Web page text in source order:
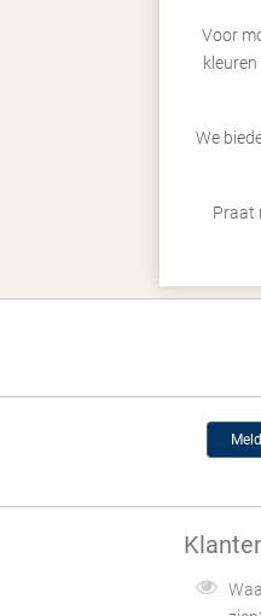
Voor
We
Praat